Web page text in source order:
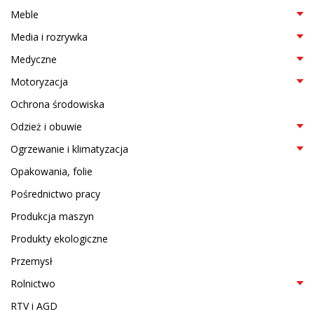
Meble
Media i rozrywka
Medyczne
Motoryzacja
Ochrona środowiska
Odzież i obuwie
Ogrzewanie i klimatyzacja
Opakowania, folie
Pośrednictwo pracy
Produkcja maszyn
Produkty ekologiczne
Przemysł
Rolnictwo
RTV i AGD